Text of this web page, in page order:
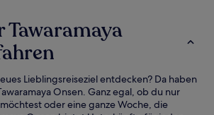
Tawaramaya
Lieblingsreiseziel entdecken? Da haben
Onsen. Ganz egal, ob du nur
oder eine ganze Woche, die